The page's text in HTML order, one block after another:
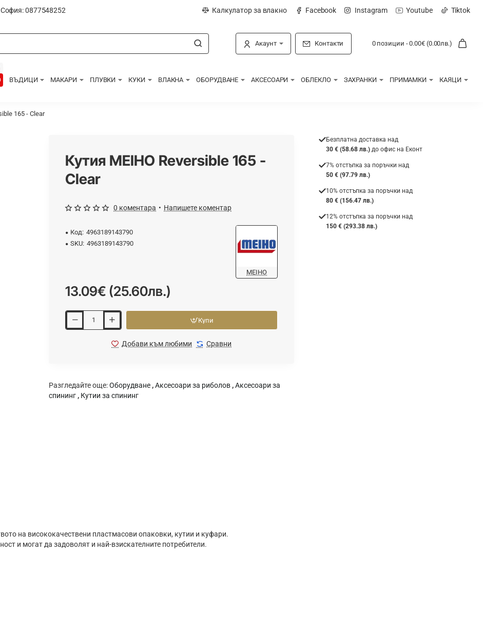
0877548252 Калкулатор за влакно Facebook Instagram Youtube Tiktok
Акаунт Контакти 0 позиции - 0.00€ (0.00лв.)
ВЪДИЦИ МАКАРИ ПЛУВКИ КУКИ ВЛАКНА ОБОРУДВАНЕ АКСЕСОАРИ ОБЛЕКЛО ЗАХРАНКИ ПРИМАМКИ
КАЯЦИ
165 - Clear
Кутия MEIHO Reversible 165 -
Clear
Код: 4963189143790
SKU: 4963189143790
MEIHO
0 коментара • Напишете коментар
13.09€ (25.60лв.)
Купи
Добави към любими Сравни
Разгледайте още:Оборудване ,Аксесоари за риболов ,Аксесоари за
спининг , Кутии за спининг
на висококачествени пластмасови опаковки, кутии и куфари.
и могат да задоволят и най-взискателните потребители.
Безплатна доставка над
30 € (58.68 лв.) до офис на Еконт
7% отстъпка за поръчки над
50 € (97.79 лв.)
10% отстъпка за поръчки над
80 € (156.47 лв.)
12% отстъпка за поръчки над
150 € (293.38 лв.)